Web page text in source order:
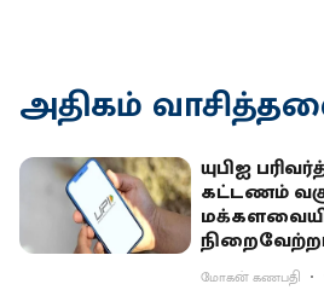
அதிகம்
யுபிஐ
கட்டணம்
மோகன் கணபதி